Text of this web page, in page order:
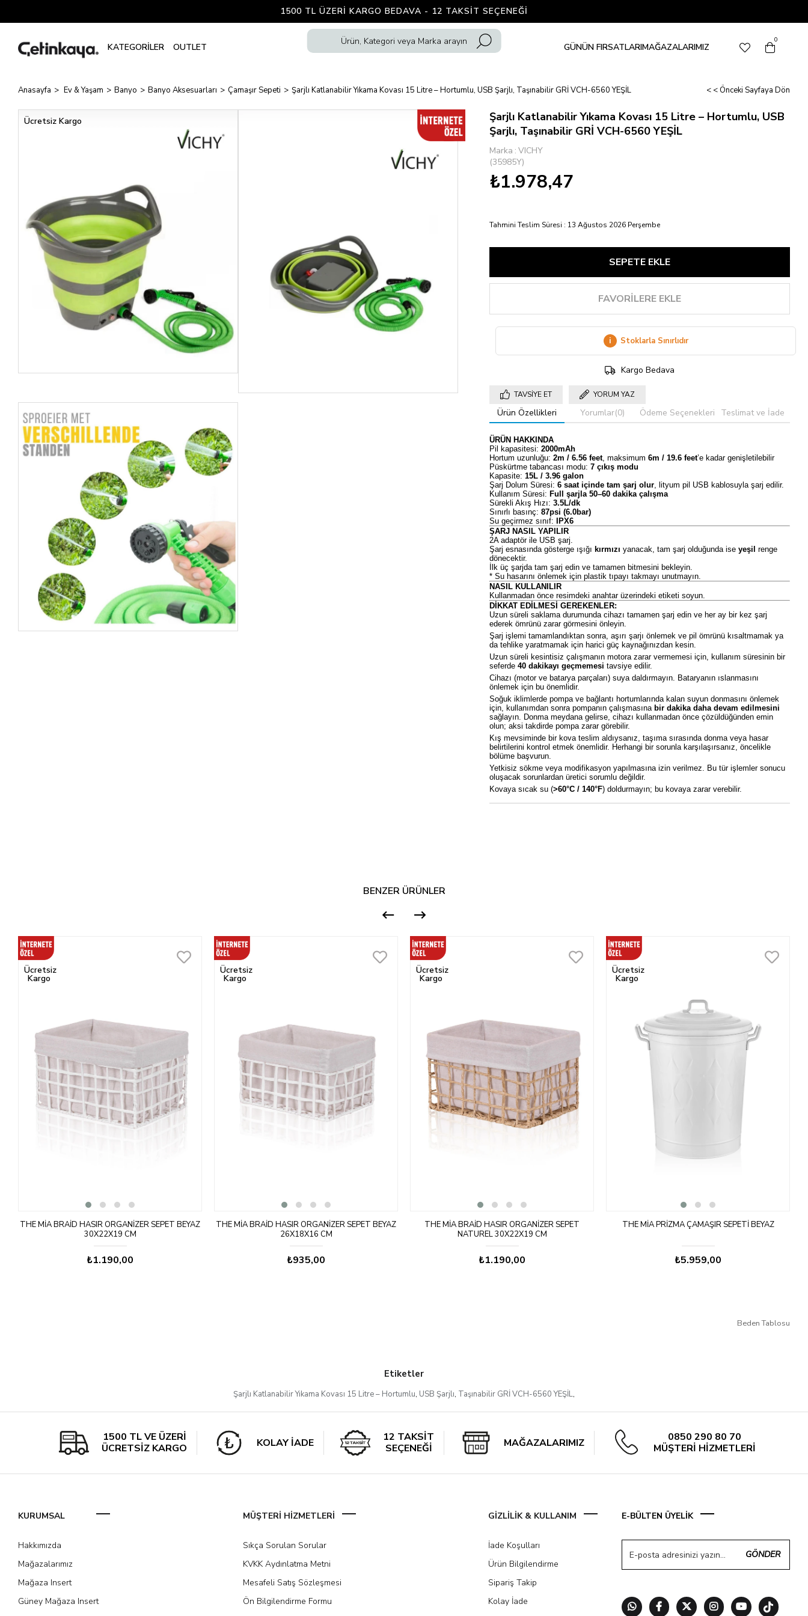
1500 TL ÜZERI KARGO BEDAVA - 12 TAKSIT SEÇENEĞI
GÜNÜN FIRSATLARIMAĞAZALARIMIZ
0
Anasayfa Ev & Yaşam Banyo Banyo Aksesuarları Çamaşır Sepeti Şarjlı Katlanabilir Yıkama Kovası 15 Litre – Hortumlu, USB Şarjlı, Taşınabilir GRİ VCH-6560 YEŞİL < < Önceki Sayfaya Dön
Ücretsiz Kargo
Şarjlı Katlanabilir Yıkama Kovası 15 Litre – Hortumlu, USB
Şarjlı, Taşınabilir GRİ VCH-6560 YEŞİL
Marka : VICHY
(35985Y)
₺1.978,47
Tahmini Teslim Süresi : 13 Ağustos 2026 Perşembe
FAVORILERE EKLE
i Stoklarla Sınırlıdır
Kargo Bedava
TAVSIYE ET YORUM YAZ
Ürün Özellikleri Yorumlar(0) Ödeme Seçenekleri Teslimat ve İade
ÜRÜN HAKKINDA
Pil kapasitesi: 2000mAh
Hortum uzunluğu: 2m / 6.56 feet, maksimum 6m / 19.6 feet’e kadar genişletilebilir
Püskürtme tabancası modu: 7 çıkış modu
Kapasite: 15L / 3.96 galon
Şarj Dolum Süresi: 6 saat içinde tam şarj olur, lityum pil USB kablosuyla şarj edilir.
Kullanım Süresi: Full şarjla 50–60 dakika çalışma
Sürekli Akış Hızı: 3.5L/dk
Sınırlı basınç: 87psi (6.0bar)
Su geçirmez sınıf:
IPX6
ŞARJ NASIL YAPILIR
2A adaptör ile USB şarj.
Şarj esnasında gösterge ışığı kırmızı yanacak, tam şarj olduğunda ise yeşil renge
dönecektir.
İlk üç şarjda tam şarj edin ve tamamen bitmesini bekleyin.
* Su hasarını önlemek için plastik tıpayı takmayı unutmayın.
NASIL KULLANILIR
Kullanmadan önce resimdeki anahtar üzerindeki etiketi soyun.
DİKKAT EDİLMESİ GEREKENLER:
Uzun süreli saklama durumunda cihazı tamamen şarj edin ve her ay bir kez şarj
ederek ömrünü zarar görmesini önleyin.
Şarj işlemi tamamlandıktan sonra, aşırı şarjı önlemek ve pil ömrünü kısaltmamak ya
da tehlike yaratmamak için harici güç kaynağınızdan kesin.
Uzun süreli kesintisiz çalışmanın motora zarar vermemesi için, kullanım süresinin bir
seferde 40 dakikayı geçmemesi tavsiye edilir.
Cihazı (motor ve batarya parçaları) suya daldırmayın. Bataryanın ıslanmasını
önlemek için bu önemlidir.
Soğuk iklimlerde pompa ve bağlantı hortumlarında kalan suyun donmasını önlemek
için, kullanımdan sonra pompanın çalışmasına bir dakika daha devam edilmesini
sağlayın. Donma meydana gelirse, cihazı kullanmadan önce çözüldüğünden emin
olun; aksi takdirde pompa zarar görebilir.
Kış mevsiminde bir kova teslim aldıysanız, taşıma sırasında donma veya hasar
belirtilerini kontrol etmek önemlidir. Herhangi bir sorunla karşılaşırsanız, öncelikle
bölüme başvurun.
Yetkisiz sökme veya modifikasyon yapılmasına izin verilmez. Bu tür işlemler sonucu
oluşacak sorunlardan üretici sorumlu değildir.
Kovaya sıcak su (>60°C / 140°F) doldurmayın; bu kovaya zarar verebilir.
BENZER ÜRÜNLER
THE MIA BRAID HASIR ORGANIZER SEPET BEYAZ
30X22X19 CM
₺1.190,00
Ücretsiz
Kargo
THE MIA BRAID HASIR ORGANIZER SEPET BEYAZ
26X18X16 CM
₺935,00
Ücretsiz
Kargo
THE MIA BRAID HASIR ORGANIZER SEPET
NATUREL 30X22X19 CM
₺1.190,00
Ücretsiz
Kargo
THE MIA PRIZMA ÇAMAŞIR SEPETI BEYAZ
₺5.959,00
Ücretsiz
Kargo
Beden Tablosu
Etiketler
Şarjlı Katlanabilir Yıkama Kovası 15 Litre – Hortumlu, USB Şarjlı, Taşınabilir GRİ VCH-6560 YEŞİL,
1500 TL VE ÜZERİ
ÜCRETSİZ KARGO
KOLAY İADE
12 TAKSİT
SEÇENEĞİ
MAĞAZALARIMIZ
0850 290 80 70
MÜŞTERİ HİZMETLERİ
KURUMSAL
Hakkımızda
Mağazalarımız
Mağaza Insert
Güney Mağaza Insert
MÜŞTERİ HİZMETLERİ
Sıkça Sorulan Sorular
KVKK Aydınlatma Metni
Mesafeli Satış Sözleşmesi
Ön Bilgilendirme Formu
GİZLİLİK & KULLANIM
İade Koşulları
Ürün Bilgilendirme
Sipariş Takip
Kolay İade
E-BÜLTEN ÜYELİK
GÖNDER